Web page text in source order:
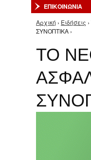
ΕΠΙΚΟΙΝΩΝΙΑ
Είστε εδώ
Αρχική › Ειδήσεις
ΣΥΝΟΠΤΙΚΑ ›
ΤΟ